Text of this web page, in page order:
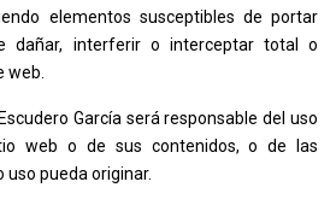
elementos susceptibles de portar
dañar, interferir o interceptar total o
web.
García será responsable del uso
web o de sus contenidos, o de las
uso pueda originar.